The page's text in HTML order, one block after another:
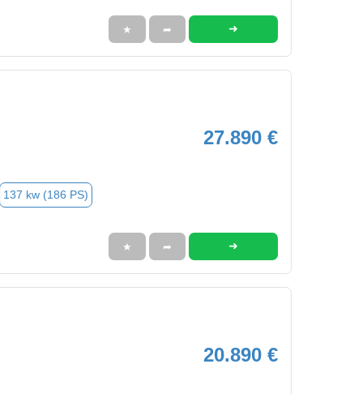
★ ➦ ➜
27.890 €
137 kw (186 PS)
★ ➦ ➜
20.890 €